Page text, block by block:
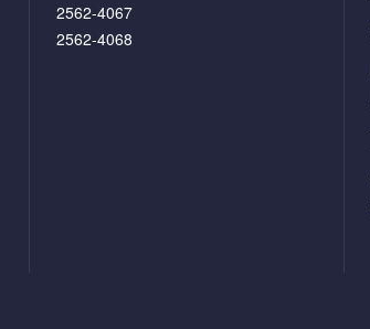
2562-4067
2562-4068